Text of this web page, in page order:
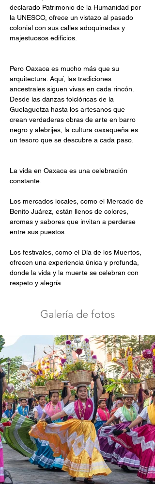
declarado Patrimonio de la Humanidad por
la UNESCO, ofrece un vistazo al pasado
colonial con sus calles adoquinadas y
majestuosos edificios.
Pero Oaxaca es mucho más que su
arquitectura. Aquí, las tradiciones
ancestrales siguen vivas en cada rincón.
Desde las danzas folclóricas de la
Guelaguetza hasta los artesanos que
crean verdaderas obras de arte en barro
negro y alebrijes, la cultura oaxaqueña es
un tesoro que se descubre a cada paso.
La vida en Oaxaca es una celebración
constante.
Los mercados locales, como el Mercado de
Benito Juárez, están llenos de colores,
aromas y sabores que invitan a perderse
entre sus puestos.
Los festivales, como el Día de los Muertos,
ofrecen una experiencia única y profunda,
donde la vida y la muerte se celebran con
respeto y alegría.
Galería de fotos